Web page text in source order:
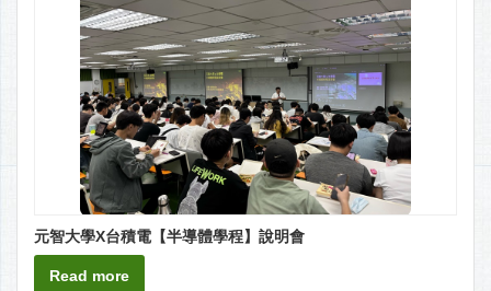
元智大學X台積電【半導體學程】說明會
Read more